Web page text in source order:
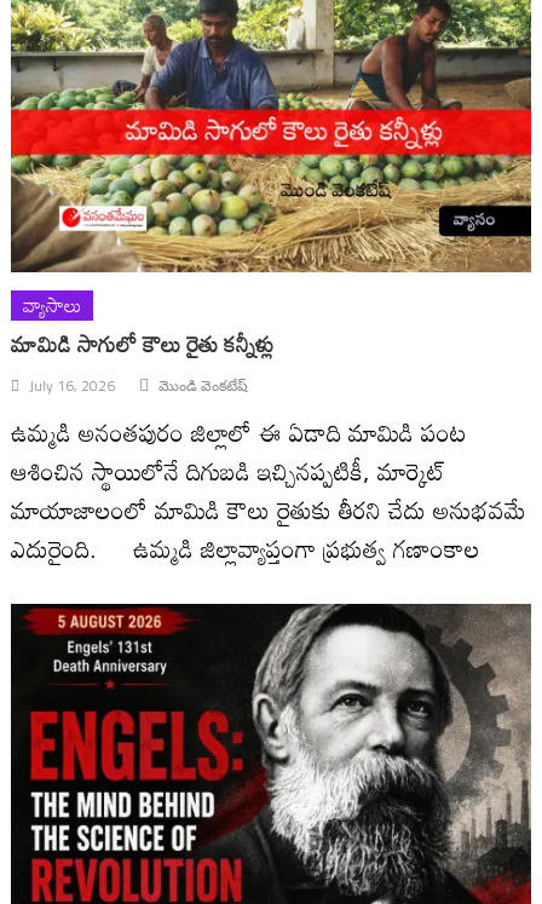
వ్యాసాలు
మామిడి సాగులో కౌలు రైతు కన్నీళ్లు
July 16, 2026 మొండి వెంకటేష్
ఉమ్మడి అనంతపురం జిల్లాలో ఈ ఏడాది మామిడి పంట
ఆశించిన స్థాయిలోనే దిగుబడి ఇచ్చినప్పటికీ, మార్కెట్
మాయాజాలంలో మామిడి కౌలు రైతుకు తీరని చేదు అనుభవమే
ఎదురైంది. ఉమ్మడి జిల్లావ్యాప్తంగా ప్రభుత్వ గణాంకాల